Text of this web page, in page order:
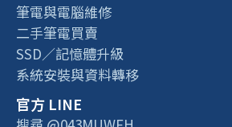
筆電與電腦維修
二手筆電買賣
SSD／記憶體升級
系統安裝與資料轉移
官方 LINE